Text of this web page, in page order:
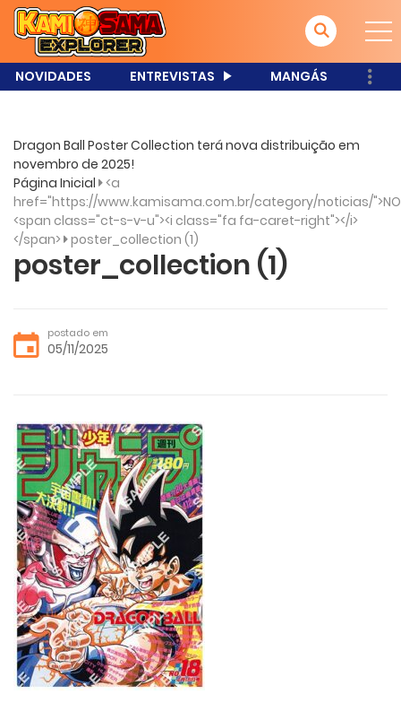
NOVIDADES ENTREVISTAS MANGÁS
Dragon Ball Poster Collection terá nova distribuição em
novembro de 2025!
Página Inicial <a
href="https://www.kamisama.com.br/category/noticias/
<span class="ct-s-v-u"><i class="fa fa-caret-right"></i>
</span> poster_collection (1)
poster_collection (1)
postado em
05/11/2025